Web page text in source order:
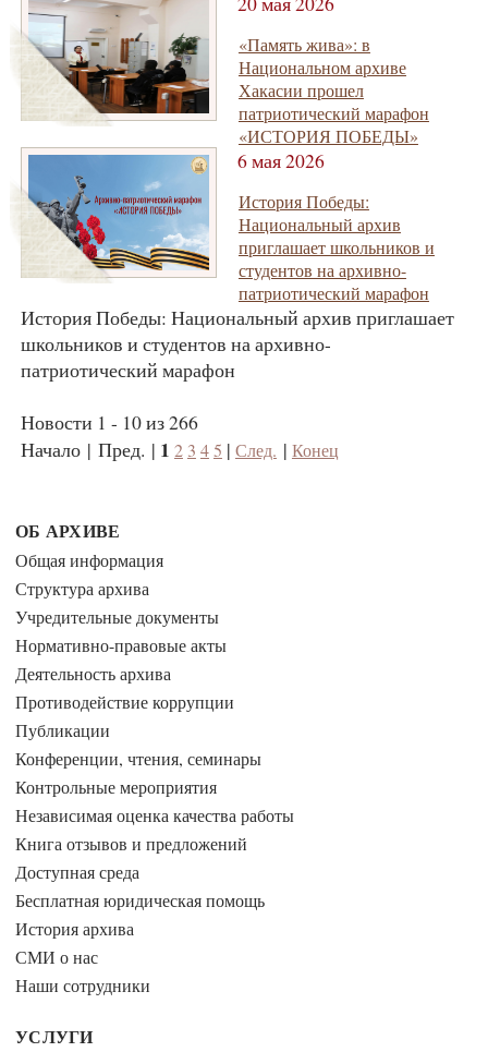
«Память жива»: в
Национальном архиве
Хакасии прошел
патриотический марафон
«ИСТОРИЯ ПОБЕДЫ»
6 мая 2026
История Победы:
Национальный архив
приглашает школьников и
студентов на архивно-
патриотический марафон
История Победы: Национальный архив приглашает
школьников и студентов на архивно-
патриотический марафон
Новости 1 - 10 из 266
Начало | Пред. | 1 2 3 45 | След. | Конец
ОБ АРХИВЕ
Общая информация
Структура архива
Учредительные документы
Нормативно-правовые акты
Деятельность архива
Противодействие коррупции
Публикации
Конференции, чтения, семинары
Контрольные мероприятия
Независимая оценка качества работы
Книга отзывов и предложений
Доступная среда
Бесплатная юридическая помощь
История архива
СМИ о нас
Наши сотрудники
УСЛУГИ